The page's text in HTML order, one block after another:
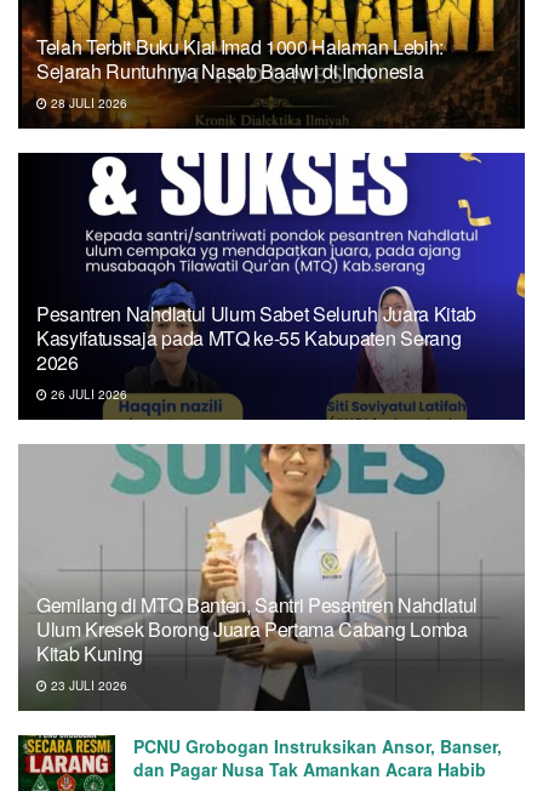
Telah Terbit Buku Kiai Imad 1000 Halaman Lebih:
Sejarah Runtuhnya Nasab Baalwi di Indonesia
28 JULI 2026
Pesantren Nahdlatul Ulum Sabet Seluruh Juara Kitab
Kasyifatussaja pada MTQ ke-55 Kabupaten Serang
2026
26 JULI 2026
Gemilang di MTQ Banten, Santri Pesantren Nahdlatul
Ulum Kresek Borong Juara Pertama Cabang Lomba
Kitab Kuning
23 JULI 2026
PCNU Grobogan Instruksikan Ansor, Banser,
dan Pagar Nusa Tak Amankan Acara Habib